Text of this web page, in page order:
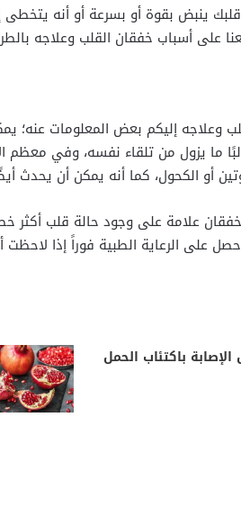
ينبض بقوة أو بسرعة أو أنه يتخطى
على أسباب خفقان القلب وعلاجه
وعلاجه إليكم بعض المعلومات عنه؛
ما يزول من تلقاء نفسه، وفي معظم
أو الكحول، كما أنه يمكن أن يحدث
علامة على وجود حالة قلب أكثر
على الرعاية الطبية فوراً إذا لاحظت
باكتئاب الحمل